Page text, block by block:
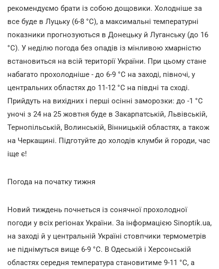
рекомендуємо брати із собою дощовики. Холодніше за
все буде в Луцьку (6-8 °С), а максимальні температурні
показники прогнозуються в Донецьку й Луганську (до 16
°С). У неділю погода без опадів із мінливою хмарністю
встановиться на всій території України. При цьому стане
набагато прохолодніше - до 6-9 °С на заході, півночі, у
центральних областях до 11-12 °С на півдні та сході.
Прийдуть на вихідних і перші осінні заморозки: до -1 °С
уночі з 24 на 25 жовтня буде в Закарпатській, Львівській,
Тернопільській, Волинській, Вінницькій областях, а також
на Черкащині. Підготуйте до холодів клумби й городи, час
іще є!
Погода на початку тижня
Новий тиждень почнеться із сонячної прохолодної
погоди у всіх регіонах України. За інформацією Sinoptik.ua,
на заході й у центральній Україні стовпчики термометрів
не піднімуться вище 6-9 °С. В Одеській і Херсонській
областях середня температура становитиме 9-11 °С, а